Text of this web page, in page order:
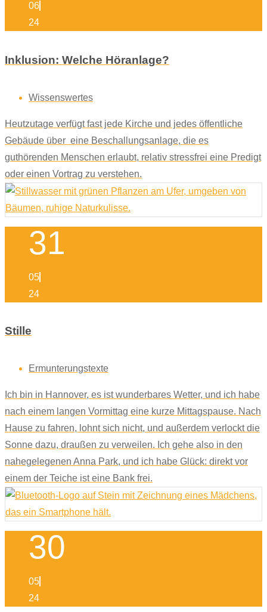
06
24
Inklusion: Welche Höranlage?
Wissenswertes
Heutzutage verfügt fast jede Kirche und jedes öffentliche
Gebäude über eine Beschallungsanlage, die es
guthörenden Menschen erlaubt, relativ stressfrei eine Predigt
oder einen Vortrag zu verstehen.
31
05
24
Stille
Ermunterungstexte
Ich bin in Hannover, es ist wunderbares Wetter, und ich habe
nach einem langen Vormittag eine kurze Mittagspause. Nach
Hause zu fahren, lohnt sich nicht, und außerdem verlockt die
Sonne dazu, draußen zu verweilen. Ich gehe also in den
nahegelegenen Anna Park, und ich habe Glück: direkt vor
einem der Teiche ist eine Bank frei.
30
05
24